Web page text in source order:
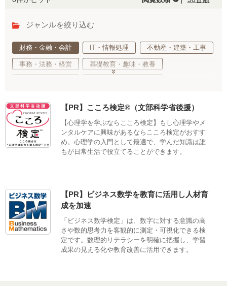
ジャンルを絞り込む
財務・金融・会計 IT・情報処理 不動産・建築・工事
事務・法務・経営 基礎教育・趣味・教養
美容・ファッション デザイン・クリエイティブ
語学・国際ビジネス サステナブル・自然・環境・生物
生活・サービス・冠婚葬祭 車両・航空・船舶・無線
【PR】こころ検定®（文部科学省後援）
【心理学を学ぶならこころ検定】もし心理学やメ
ンタルケアに興味があるならこころ検定がおすす
め。心理学の入門として最適で、学んだ知識は誰
もが日常生活で役立てることができます。
【PR】ビジネス数学を教育に活用し人材育
成を加速
「ビジネス数学検定」は、数字に対する意識の高
さや数的思考力を客観的に測定・可視化できる検
定です。数理的リテラシーを明確に把握し、学習
成果の見える化や教育改善に活用できます。